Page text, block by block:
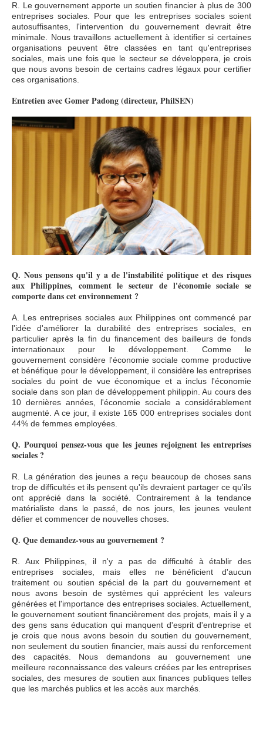
R. Le gouvernement apporte un soutien financier à plus de 300
entreprises sociales. Pour que les entreprises sociales soient
autosuffisantes, l'intervention du gouvernement devrait être
minimale. Nous travaillons actuellement à identifier si certaines
organisations peuvent être classées en tant qu'entreprises
sociales, mais une fois que le secteur se développera, je crois
que nous avons besoin de certains cadres légaux pour certifier
ces organisations.
Entretien avec Gomer Padong (directeur, PhilSEN)
이미지 8.jpg
Q. Nous pensons qu'il y a de l'instabilité politique et des risques
aux Philippines, comment le secteur de l'économie sociale se
comporte dans cet environnement ?
A. Les entreprises sociales aux Philippines ont commencé par
l'idée d'améliorer la durabilité des entreprises sociales, en
particulier après la fin du financement des bailleurs de fonds
internationaux pour le développement. Comme le
gouvernement considère l'économie sociale comme productive
et bénéfique pour le développement, il considère les entreprises
sociales du point de vue économique et a inclus l'économie
sociale dans son plan de développement philippin. Au cours des
10 dernières années, l'économie sociale a considérablement
augmenté. A ce jour, il existe 165 000 entreprises sociales dont
44% de femmes employées.
Q. Pourquoi pensez-vous que les jeunes rejoignent les entreprises
sociales ?
R. La génération des jeunes a reçu beaucoup de choses sans
trop de difficultés et ils pensent qu'ils devraient partager ce qu'ils
ont apprécié dans la société. Contrairement à la tendance
matérialiste dans le passé, de nos jours, les jeunes veulent
défier et commencer de nouvelles choses.
Q. Que demandez-vous au gouvernement ?
R. Aux Philippines, il n'y a pas de difficulté à établir des
entreprises sociales, mais elles ne bénéficient d'aucun
traitement ou soutien spécial de la part du gouvernement et
nous avons besoin de systèmes qui apprécient les valeurs
générées et l'importance des entreprises sociales. Actuellement,
le gouvernement soutient financièrement des projets, mais il y a
des gens sans éducation qui manquent d'esprit d'entreprise et
je crois que nous avons besoin du soutien du gouvernement,
non seulement du soutien financier, mais aussi du renforcement
des capacités. Nous demandons au gouvernement une
meilleure reconnaissance des valeurs créées par les entreprises
sociales, des mesures de soutien aux finances publiques telles
que les marchés publics et les accès aux marchés.